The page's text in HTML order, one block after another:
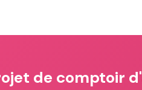
de comptoir